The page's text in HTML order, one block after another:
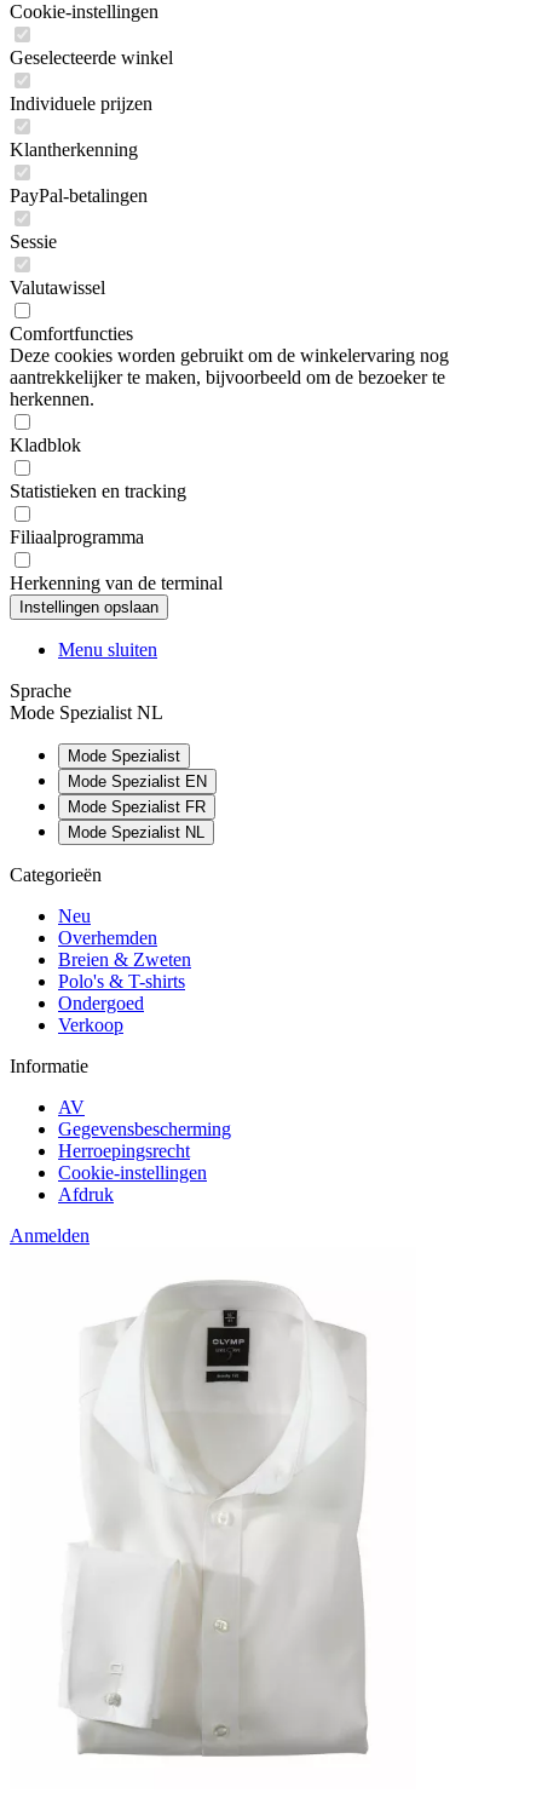
Cookie-instellingen
Geselecteerde winkel
Individuele prijzen
Klantherkenning
PayPal-betalingen
Sessie
Valutawissel
Comfortfuncties
Deze cookies worden gebruikt om de winkelervaring nog
aantrekkelijker te maken, bijvoorbeeld om de bezoeker te
herkennen.
Kladblok
Statistieken en tracking
Filiaalprogramma
Herkenning van de terminal
Menu sluiten
Sprache
Mode Spezialist NL
Mode Spezialist
Mode Spezialist EN
Mode Spezialist FR
Mode Spezialist NL
Categorieën
Neu
Overhemden
Breien & Zweten
Polo's & T-shirts
Ondergoed
Verkoop
Informatie
AV
Gegevensbescherming
Herroepingsrecht
Cookie-instellingen
Afdruk
Anmelden